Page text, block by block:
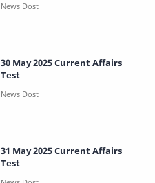
30 May 2025 Current Affairs
Test
31 May 2025 Current Affairs
Test